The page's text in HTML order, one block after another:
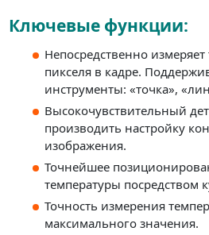
Ключевые функции:
Непосредственно
пикселя в кадре.
инструменты: «точка»,
Высокочувствительный
производить настройку
изображения.
Точнейшее
температуры посредством
Точность измерения
максимального значения.